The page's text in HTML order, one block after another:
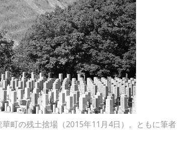
華町の残土捨場（2015年11月4日）。ともに筆者